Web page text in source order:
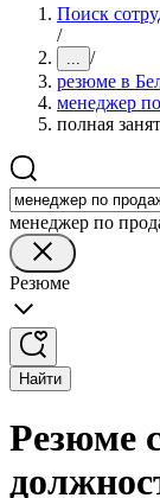
Поиск
/
... /
резюме в
менеджер
полная
менеджер по
Резюме
Найти
Резюме